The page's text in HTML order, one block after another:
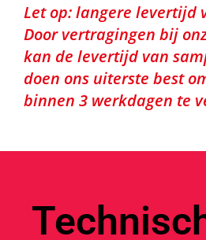
Let op: langere levertijd
Door vertragingen bij
kan de levertijd van
doen ons uiterste best
binnen 3 werkdagen te